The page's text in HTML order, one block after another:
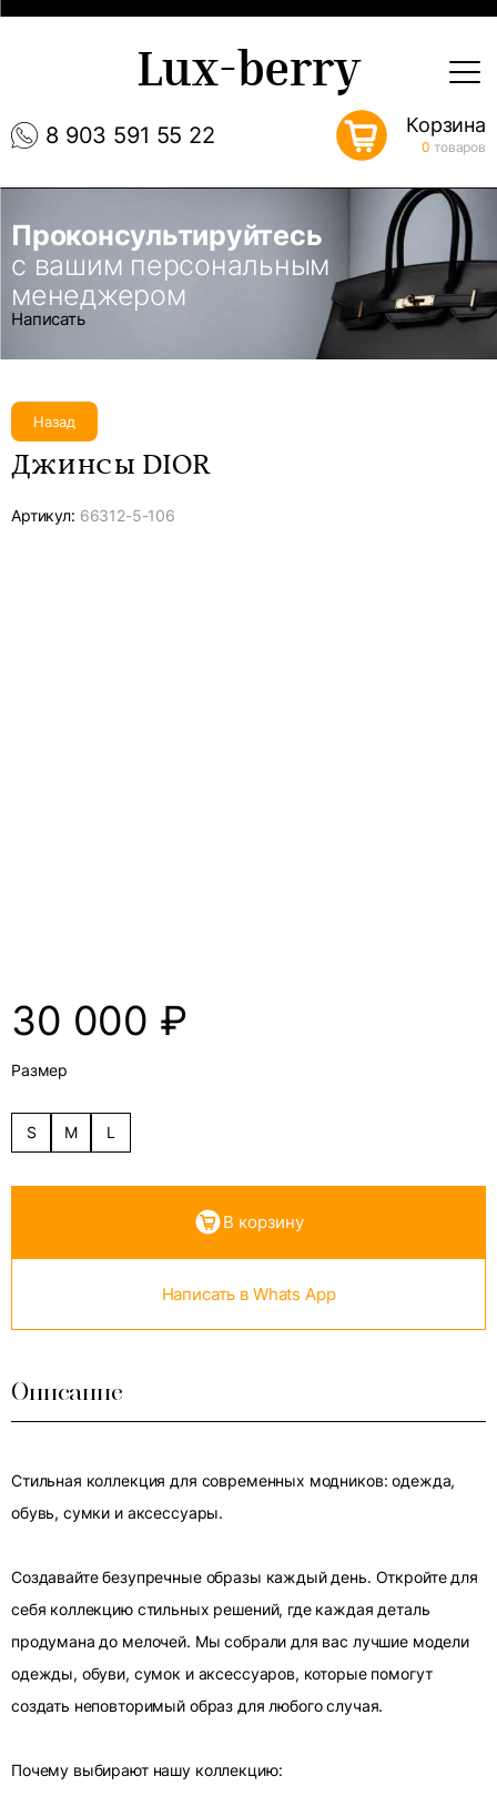
8 903 591 55 22
Lux-berry
Корзина
0 товаров
Проконсультируйтесь
с вашим персональным
менеджером
Написать
Назад
Джинсы DIOR
Артикул: 66312-5-106
30 000 ₽
Размер
S M L
В корзину
Написать в Whats App
Описание
Стильная коллекция для современных модников: одежда,
обувь, сумки и аксессуары.
Создавайте безупречные образы каждый день. Откройте для
себя коллекцию стильных решений, где каждая деталь
продумана до мелочей. Мы собрали для вас лучшие модели
одежды, обуви, сумок и аксессуаров, которые помогут
создать неповторимый образ для любого случая.
Почему выбирают нашу коллекцию: